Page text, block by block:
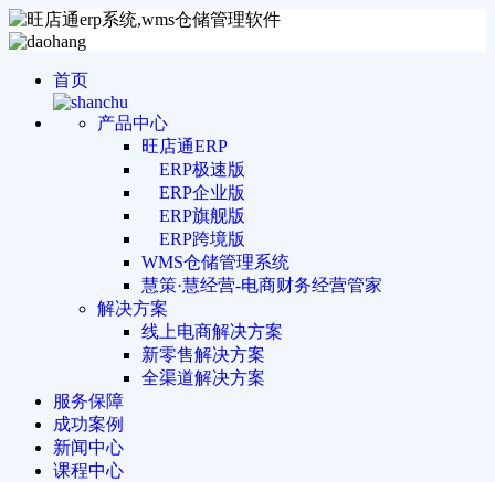
首页
产品中心
旺店通ERP
ERP极速版
ERP企业版
ERP旗舰版
ERP跨境版
WMS仓储管理系统
慧策·慧经营-电商财务经营管家
解决方案
线上电商解决方案
新零售解决方案
全渠道解决方案
服务保障
成功案例
新闻中心
课程中心